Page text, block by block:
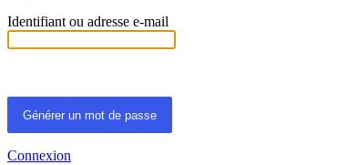
Identifiant ou adresse e-mail
Connexion